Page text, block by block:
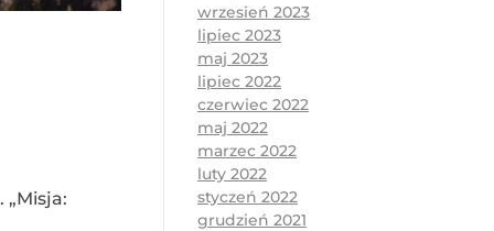
„Misja:
wrzesień 2023
lipiec 2023
maj 2023
lipiec 2022
czerwiec 2022
maj 2022
marzec 2022
luty 2022
styczeń 2022
grudzień 2021